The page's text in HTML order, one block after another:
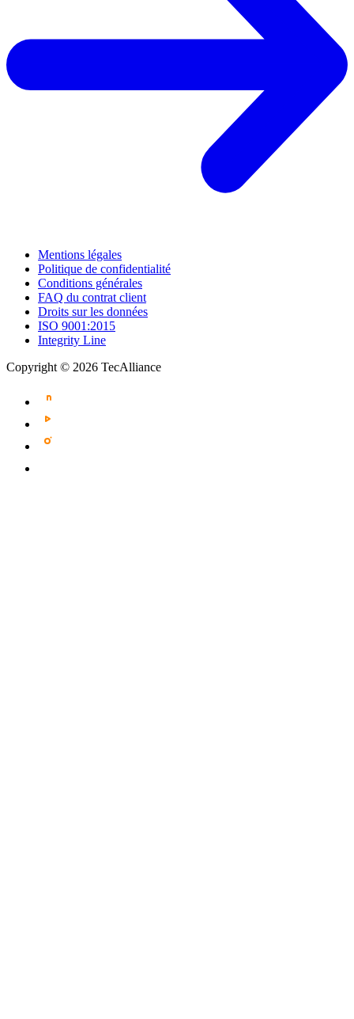
Mentions légales
Politique de confidentialité
Conditions générales
FAQ du contrat client
Droits sur les données
ISO 9001:2015
Integrity Line
Copyright © 2026 TecAlliance